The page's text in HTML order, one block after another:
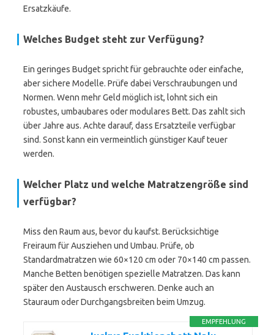
Ersatzkäufe.
Welches Budget steht zur Verfügung?
Ein geringes Budget spricht für gebrauchte oder einfache,
aber sichere Modelle. Prüfe dabei Verschraubungen und
Normen. Wenn mehr Geld möglich ist, lohnt sich ein
robustes, umbaubares oder modulares Bett. Das zahlt sich
über Jahre aus. Achte darauf, dass Ersatzteile verfügbar
sind. Sonst kann ein vermeintlich günstiger Kauf teuer
werden.
Welcher Platz und welche Matratzengröße sind
verfügbar?
Miss den Raum aus, bevor du kaufst. Berücksichtige
Freiraum für Ausziehen und Umbau. Prüfe, ob
Standardmatratzen wie 60×120 cm oder 70×140 cm passen.
Manche Betten benötigen spezielle Matratzen. Das kann
später den Austausch erschweren. Denke auch an
Stauraum oder Durchgangsbreiten beim Umzug.
EMPFEHLUNG